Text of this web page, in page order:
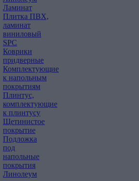
Ламинат
Плитка ПВХ,
ламинат
виниловый
SPC
Коврики
придверные
Комплектующие
к напольным
покрытиям
Плинтус,
комплектующие
к плинтусу
Щетинистое
покрытие
Подложка
под
напольные
покрытия
Линолеум